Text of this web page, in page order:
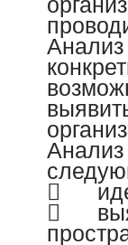
Анализ
Анализ

